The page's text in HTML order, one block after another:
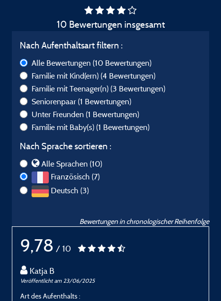
10 Bewertungen insgesamt
Nach Aufenthaltsart filtern :
Alle Bewertungen (10 Bewertungen)
Familie mit Kind(ern) (4 Bewertungen)
Familie mit Teenager(n) (3 Bewertungen)
Seniorenpaar (1 Bewertungen)
Unter Freunden (1 Bewertungen)
Familie mit Baby(s) (1 Bewertungen)
Nach Sprache sortieren :
Alle Sprachen (10)
Französisch (7)
Deutsch (3)
Bewertungen in chronologischer Reihenfolge
9,78 / 10
Katja B
Veröffentlicht am 23/06/2025
Art des Aufenthalts :